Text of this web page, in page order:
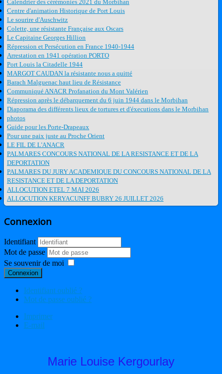
Calendrier des cérémonies 2021 du Morbihan
Centre d'animation Historique de Port Louis
Le sourire d'Auschwitz
Colette, une résistante Française aux Oscars
Le Capitaine Georges Hillion
Répression et Persécution en France 1940-1944
Arrestation en 1941 opération PORTO
Port Louis la Citadelle 1944
MARGOT CAUDAN la résistante nous a quitté
Barach Malguenac haut lieu de Résistance
Communiqué ANACR Profanation du Mont Valérien
Répression après le débarquement du 6 juin 1944 dans le Morbihan
Diaporama des différents lieux de tortures et d'éxecutions dans le Morbihan
photos
Guide pour les Porte-Drapeaux
Pour une paix juste au Proche Orient
LE FIL DE L'ANACR
PALMARES CONCOURS NATIONAL DE LA RESISTANCE ET DE LA
DEPORTATION
PALMARES DU JURY ACADEMIQUE DU CONCOURS NATIONAL DE LA
RESISTANCE ET DE LA DEPORTATION
ALLOCUTION ETEL 7 MAI 2026
ALLOCUTION KERYACUNFF BUBRY 26 JUILLET 2026
Connexion
Identifiant
Mot de passe
Se souvenir de moi
Connexion
Identifiant oublié ?
Mot de passe oublié ?
Imprimer
E-mail
Marie Louise Kergourlay